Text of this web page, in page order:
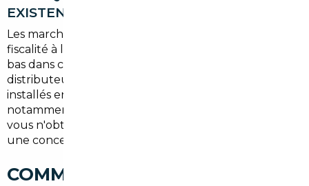
EXISTENT-ILS ?
Les marchés européens fonctionnent différemment :
fiscalité à l'achat variable, coûts de distribution plus
bas dans certains pays, concurrence plus forte entre
distributeurs. Notre réseau de partenaires locaux,
installés en Allemagne, en Belgique et en Espagne
notamment, nous permet d'accéder à des prix que
vous n'obtiendrez jamais en vous rendant seul dans
une concession étrangère.
COMMENT FONCTIONNE